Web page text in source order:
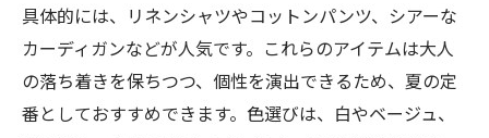
具体的には、リネンシャツやコットンパンツ、シアーな
カーディガンなどが人気です。これらのアイテムは大人
の落ち着きを保ちつつ、個性を演出できるため、夏の定
番としておすすめできます。色選びは、白やベージュ、